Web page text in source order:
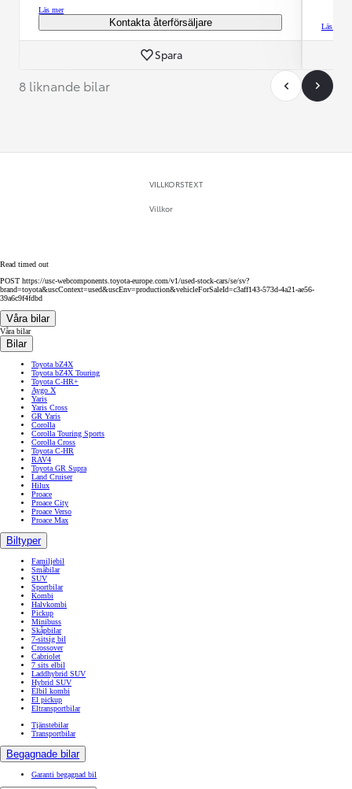
Läs mer
Kontakta återförsäljare
Spara
Läs mer
8 liknande bilar
VILLKORSTEXT
Villkor
Read timed out
POST https://usc-webcomponents.toyota-europe.com/v1/used-stock-cars/se/sv?
brand=toyota&uscContext=used&uscEnv=production&vehicleForSaleId=c3aff143-573d-4a21-ae56-
39a6c9f4fdbd
Våra bilar
Våra bilar
Bilar
Toyota bZ4X
Toyota bZ4X Touring
Toyota C-HR+
Aygo X
Yaris
Yaris Cross
GR Yaris
Corolla
Corolla Touring Sports
Corolla Cross
Toyota C-HR
RAV4
Toyota GR Supra
Land Cruiser
Hilux
Proace
Proace City
Proace Verso
Proace Max
Biltyper
Familjebil
Småbilar
SUV
Sportbilar
Kombi
Halvkombi
Pickup
Minibuss
Skåpbilar
7-sitsig bil
Crossover
Cabriolet
7 sits elbil
Laddhybrid SUV
Hybrid SUV
Elbil kombi
El pickup
Eltransportbilar
Tjänstebilar
Transportbilar
Begagnade bilar
Garanti begagnad bil